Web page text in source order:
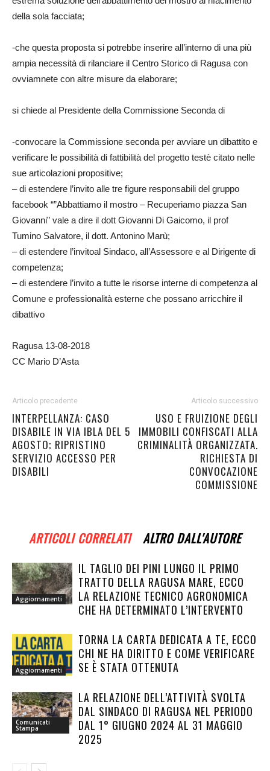
della sola facciata;
-che questa proposta si potrebbe inserire all’interno di una più
ampia necessità di rilanciare il Centro Storico di Ragusa con
ovviamnete con altre misure da elaborare;
si chiede al Presidente della Commissione Seconda di
-convocare la Commissione seconda per avviare un dibattito e
verificare le possibilità di fattibilità del progetto testè citato nelle
sue articolazioni propositive;
– di estendere l’invito alle tre figure responsabili del gruppo
facebook “”Abbattiamo il mostro – Recuperiamo piazza San
Giovanni” vale a dire il dott Giovanni Di Gaicomo, il prof
Tumino Salvatore, il dott. Antonino Marù;
– di estendere l’invitoal Sindaco, all’Assessore e al Dirigente di
competenza;
– di estendere l’invito a tutte le risorse interne di competenza al
Comune e professionalità esterne che possano arricchire il
dibattivo
Ragusa 13-08-2018
CC Mario D’Asta
Articolo precedente
INTERPELLANZA: CASO
DISABILE IN VIA IBLA DEL 5
AGOSTO; RIPRISTINO
SERVIZIO ACCESSO PER
DISABILI
Articolo successivo
USO E FRUIZIONE DEGLI
IMMOBILI CONFISCATI ALLA
CRIMINALITÀ ORGANIZZATA.
RICHIESTA DI
CONVOCAZIONE
COMMISSIONE
ARTICOLI CORRELATI ALTRO DALL'AUTORE
Aggiornamenti
IL TAGLIO DEI PINI LUNGO IL PRIMO
TRATTO DELLA RAGUSA MARE, ECCO
LA RELAZIONE TECNICO AGRONOMICA
CHE HA DETERMINATO L’INTERVENTO
Aggiornamenti
TORNA LA CARTA DEDICATA A TE, ECCO
CHI NE HA DIRITTO E COME VERIFICARE
SE È STATA OTTENUTA
Comunicati
Stampa
LA RELAZIONE DELL’ATTIVITÀ SVOLTA
DAL SINDACO DI RAGUSA NEL PERIODO
DAL 1° GIUGNO 2024 AL 31 MAGGIO
2025